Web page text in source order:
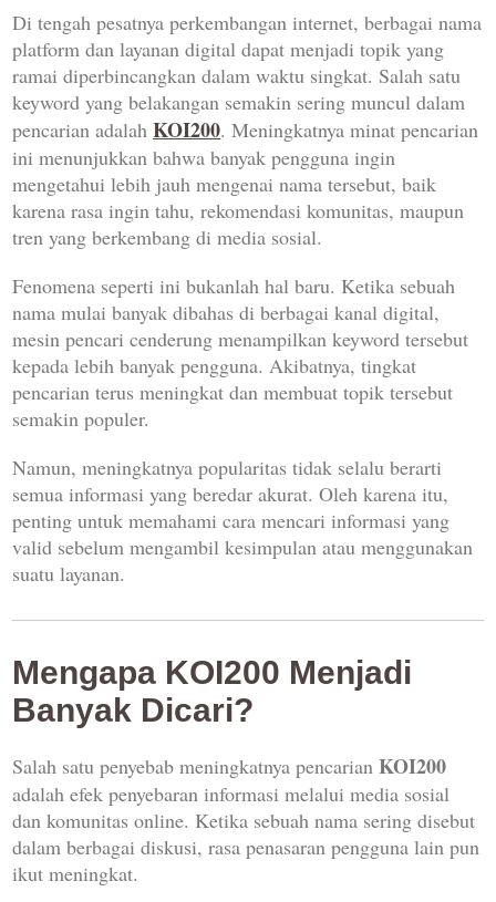
Di tengah pesatnya perkembangan internet, berbagai nama
platform dan layanan digital dapat menjadi topik yang
ramai diperbincangkan dalam waktu singkat. Salah satu
keyword yang belakangan semakin sering muncul dalam
pencarian adalahKOI200. Meningkatnya minat pencarian
ini menunjukkan bahwa banyak pengguna ingin
mengetahui lebih jauh mengenai nama tersebut, baik
karena rasa ingin tahu, rekomendasi komunitas, maupun
tren yang berkembang di media sosial.
Fenomena seperti ini bukanlah hal baru. Ketika sebuah
nama mulai banyak dibahas di berbagai kanal digital,
mesin pencari cenderung menampilkan keyword tersebut
kepada lebih banyak pengguna. Akibatnya, tingkat
pencarian terus meningkat dan membuat topik tersebut
semakin populer.
Namun, meningkatnya popularitas tidak selalu berarti
semua informasi yang beredar akurat. Oleh karena itu,
penting untuk memahami cara mencari informasi yang
valid sebelum mengambil kesimpulan atau menggunakan
suatu layanan.
Mengapa KOI200 Menjadi
Banyak Dicari?
Salah satu penyebab meningkatnya pencarianKOI200
adalah efek penyebaran informasi melalui media sosial
dan komunitas online. Ketika sebuah nama sering disebut
dalam berbagai diskusi, rasa penasaran pengguna lain pun
ikut meningkat.